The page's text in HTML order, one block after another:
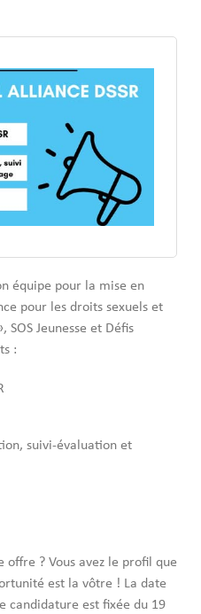
équipe pour la mise en
pour les droits sexuels et
SOS Jeunesse et Défis
:
suivi-évaluation et
offre ? Vous avez le profil que
est la vôtre ! La date
candidature est fixée du 19